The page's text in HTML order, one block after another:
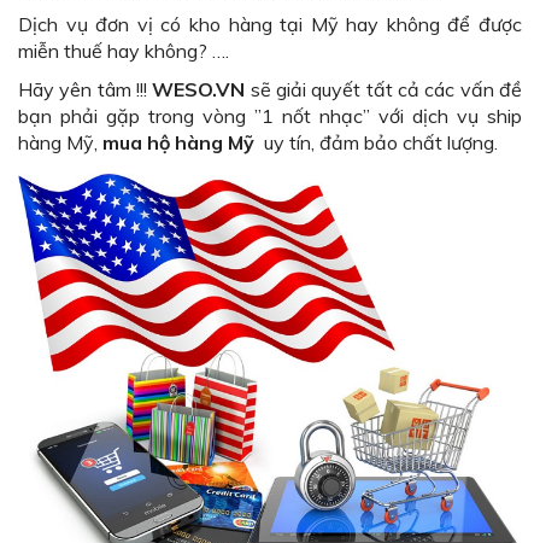
Dịch vụ đơn vị có kho hàng tại Mỹ hay không để được
miễn thuế hay không? ….
Hãy yên tâm !!!WESO.VN sẽ giải quyết tất cả các vấn đề
bạn phải gặp trong vòng ”1 nốt nhạc” với dịch vụ ship
hàng Mỹ, mua hộ hàng Mỹ uy tín, đảm bảo chất lượng.